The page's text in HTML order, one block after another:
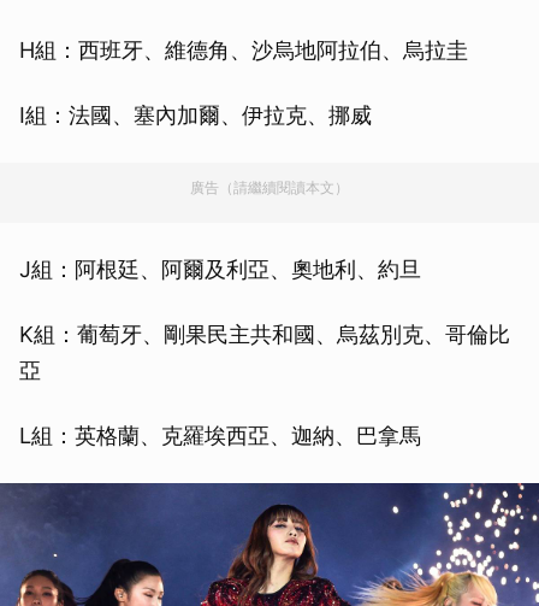
H組：西班牙、維德角、沙烏地阿拉伯、烏拉圭
I組：法國、塞內加爾、伊拉克、挪威
廣告（請繼續閱讀本文）
J組：阿根廷、阿爾及利亞、奧地利、約旦
K組：葡萄牙、剛果民主共和國、烏茲別克、哥倫比
亞
L組：英格蘭、克羅埃西亞、迦納、巴拿馬